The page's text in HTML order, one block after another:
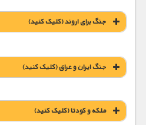
1900 تومان – دریافت لینک دانلود (افزودن به سبد خريد)
جنگ براى اروند (کليک کنيد)
جنگ ایران و عراق (کليک کنيد)
ملکه و کودتا (کليک کنيد)